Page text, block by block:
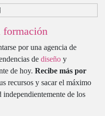
formación
por una agencia de
de diseño y
de hoy. Recibe más por
recursos y sacar el máximo
de los